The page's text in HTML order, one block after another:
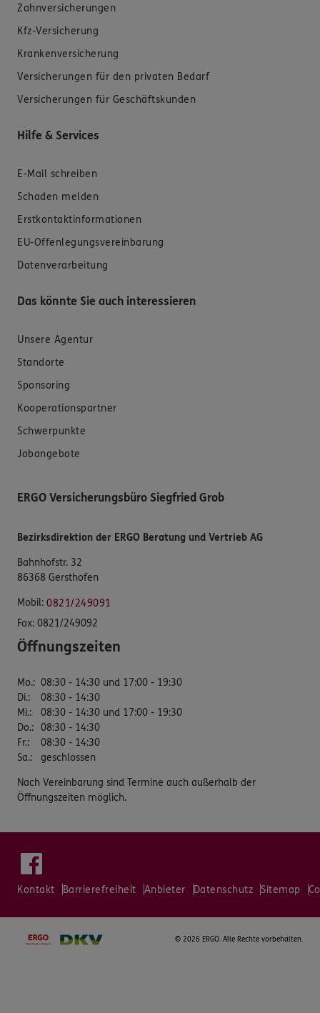
Zahnversicherungen
Kfz-Versicherung
Krankenversicherung
Versicherungen für den privaten Bedarf
Versicherungen für Geschäftskunden
Hilfe & Services
E-Mail schreiben
Schaden melden
Erstkontaktinformationen
EU-Offenlegungsvereinbarung
Datenverarbeitung
Das könnte Sie auch interessieren
Unsere Agentur
Standorte
Sponsoring
Kooperationspartner
Schwerpunkte
Jobangebote
ERGO Versicherungsbüro Siegfried Grob
Bezirksdirektion der ERGO Beratung und Vertrieb AG
Bahnhofstr. 32
86368 Gersthofen
Mobil: 0821/249091
Fax: 0821/249092
Öffnungszeiten
Mo.: 08:30 - 14:30 und 17:00 - 19:30
Di.:
08:30 - 14:30
Mi.:
08:30 - 14:30 und 17:00 - 19:30
Do.: 08:30 - 14:30
Fr.:
08:30 - 14:30
Sa.: geschlossen
Nach Vereinbarung sind Termine auch außerhalb der
Öffnungszeiten möglich.
Kontakt Barrierefreiheit Anbieter Datenschutz Sitemap
© 2026 ERGO. Alle Rechte vorbehalten.